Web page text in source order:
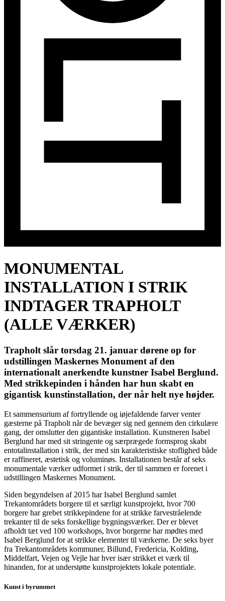
MONUMENTAL
INSTALLATION I STRIK
INDTAGER TRAPHOLT
(ALLE VÆRKER)
Trapholt slår torsdag 21. januar dørene op for
udstillingen Maskernes Monument af den
internationalt anerkendte kunstner Isabel Berglund.
Med strikkepinden i hånden har hun skabt en
gigantisk kunstinstallation, der når helt nye højder.
Et sammensurium af fortryllende og iøjefaldende farver venter
gæsterne på Trapholt når de bevæger sig ned gennem den cirkulære
gang, der omslutter den gigantiske installation. Kunstneren Isabel
Berglund har med sit stringente og særprægede formsprog skabt
entotalinstallation i strik, der med sin karakteristiske stoflighed både
er raffineret, æstetisk og voluminøs. Installationen består af seks
monumentale værker udformet i strik, der til sammen er forenet i
udstillingen Maskernes Monument.
Siden begyndelsen af 2015 har Isabel Berglund samlet
Trekantområdets borgere til et særligt kunstprojekt, hvor 700
borgere har grebet strikkepindene for at strikke farvestråelende
trekanter til de seks forskellige bygningsværker. Der er blevet
afholdt tæt ved 100 workshops, hvor borgerne har mødtes med
Isabel Berglund for at strikke elementer til værkerne. De seks byer
fra Trekantområdets kommuner, Billund, Fredericia, Kolding,
Middelfart, Vejen og Vejle har hver især strikket et værk til
hinanden, for at understøtte kunstprojektets lokale potentiale.
Kunst i byrummet